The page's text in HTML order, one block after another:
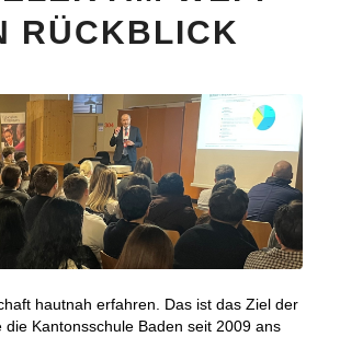
RÜCKBLICK
hautnah erfahren. Das ist das Ziel der
die Kantonsschule Baden seit 2009 ans